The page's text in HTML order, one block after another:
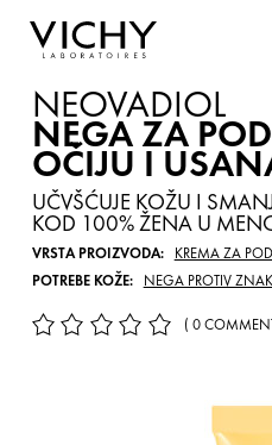
NEOVADIOL
NEGA ZA
OČIJU I
UČVŠĆUJE KOŽU I
KOD 100% ŽENA U
VRSTA PROIZVODA:
KREMA ZA
POTREBE KOŽE:
NEGA PROTIV
( 0